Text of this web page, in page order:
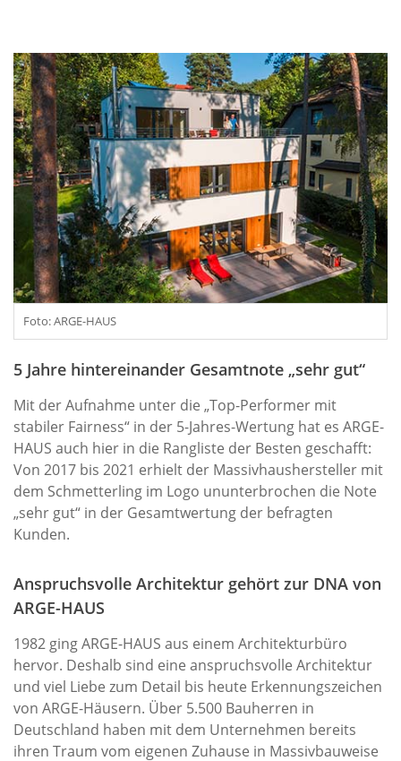
Foto: ARGE-HAUS
5 Jahre hintereinander Gesamtnote „sehr gut“
Mit der Aufnahme unter die „Top-Performer mit
stabiler Fairness“ in der 5-Jahres-Wertung hat es ARGE-
HAUS auch hier in die Rangliste der Besten geschafft:
Von 2017 bis 2021 erhielt der Massivhaushersteller mit
dem Schmetterling im Logo ununterbrochen die Note
„sehr gut“ in der Gesamtwertung der befragten
Kunden.
Anspruchsvolle Architektur gehört zur DNA von
ARGE-HAUS
1982 ging ARGE-HAUS aus einem Architekturbüro
hervor. Deshalb sind eine anspruchsvolle Architektur
und viel Liebe zum Detail bis heute Erkennungszeichen
von ARGE-Häusern. Über 5.500 Bauherren in
Deutschland haben mit dem Unternehmen bereits
ihren Traum vom eigenen Zuhause in Massivbauweise